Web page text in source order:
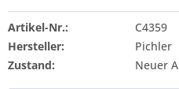
Artikel-Nr.:
C4359
Hersteller:
Pichler
Zustand:
Neuer